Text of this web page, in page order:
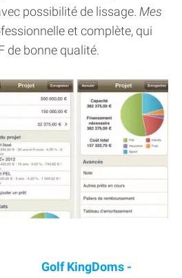
possibilité de lissage. Mes
et complète, qui
de bonne qualité.
Golf KingDoms -